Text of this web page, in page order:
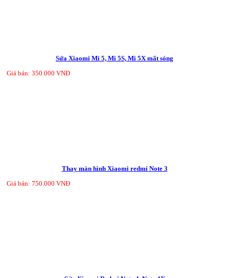
Sửa Xiaomi Mi 5, Mi 5S, Mi 5X mất sóng
Giá bán: 350.000 VNĐ
Thay màn hình Xiaomi redmi Note 3
Giá bán: 750.000 VNĐ